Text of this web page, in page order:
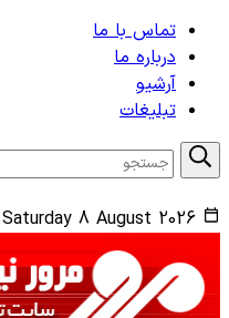
تماس با ما
درباره ما
آرشیو
تبلیغات
Saturday 8 August 2026